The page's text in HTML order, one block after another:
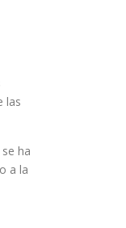
las
ha
a la